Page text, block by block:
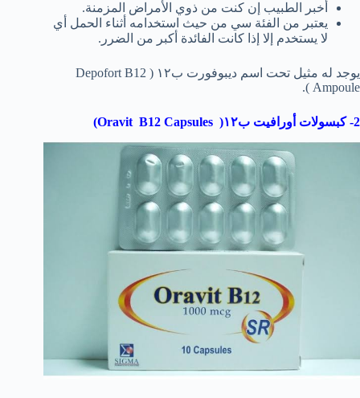
أخبر الطبيب إن كنت من ذوي الأمراض المزمنة.
يعتبر من الفئة سي من حيث استخدامه أثناء الحمل أي
لا يستخدم إلا إذا كانت الفائدة أكبر من الضرر.
يوجد له مثيل تحت اسم ديبوفورت ب١٢ ( Depofort B12
Ampoule ).
2- كبسولات أورافيت ب١٢( Oravit B12 Capsules)